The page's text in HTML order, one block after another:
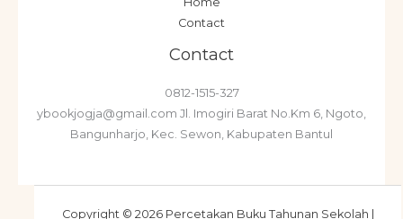
Contact
Contact
0812-1515-327
ybookjogja@gmail.com Jl. Imogiri Barat No.Km 6, Ngoto,
Bangunharjo, Kec. Sewon, Kabupaten Bantul
Copyright © 2026 Percetakan Buku Tahunan Sekolah |